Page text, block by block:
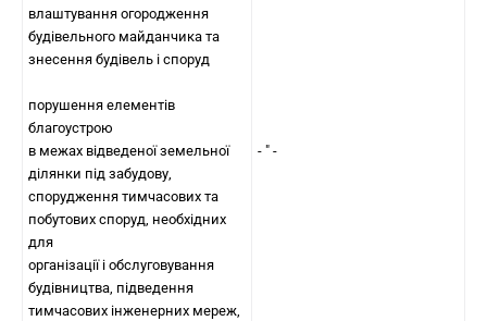
влаштування огородження
будівельного майданчика та
знесення будівель і споруд
порушення елементів
благоустрою
в межах відведеної земельної
ділянки під забудову,
спорудження тимчасових та
побутових споруд, необхідних
для
організації і обслуговування
будівництва, підведення
тимчасових інженерних мереж,
- " -